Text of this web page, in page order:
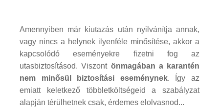
Amennyiben már kiutazás után nyilvánítja annak,
vagy nincs a helynek ilyenféle minősítése, akkor a
kapcsolódó eseményekre fizetni fog az
utasbiztosításod. Viszont önmagában a karantén
nem minősül biztosítási eseménynek. Így az
emiatt keletkező többletköltségeid a szabályzat
alapján térülhetnek csak, érdemes elolvasnod...